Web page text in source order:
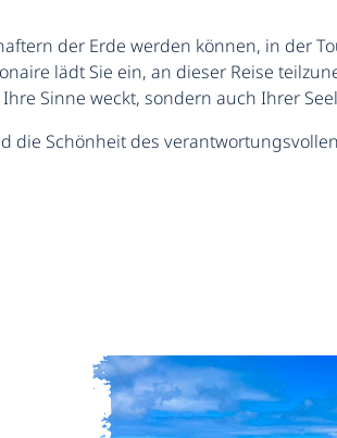
der Erde werden können, in der
lädt Sie ein, an dieser Reise
Sinne weckt, sondern auch Ihrer
die Schönheit des